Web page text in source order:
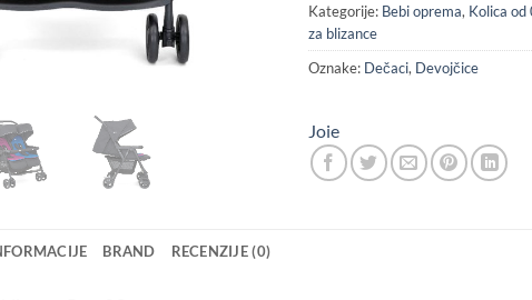
Kategorije: Bebi oprema, Kolica od
za blizance
Oznake: Dečaci, Devojčice
Joie
BRAND RECENZIJE (0)